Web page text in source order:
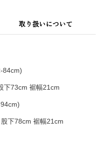
取り扱いについて
84cm)
下73cm 裾幅21cm
下78cm 裾幅21cm